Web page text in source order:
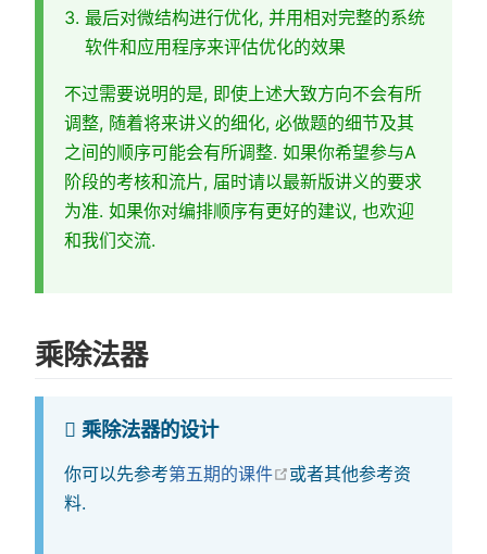
最后对微结构进行优化, 并用相对完整的系统
软件和应用程序来评估优化的效果
不过需要说明的是, 即使上述大致方向不会有所
调整, 随着将来讲义的细化, 必做题的细节及其
之间的顺序可能会有所调整. 如果你希望参与A
阶段的考核和流片, 届时请以最新版讲义的要求
为准. 如果你对编排顺序有更好的建议, 也欢迎
和我们交流.
乘除法器
乘除法器的设计
你可以先参考第五期的课件 在新窗口中打开
或者其他参考资
料.